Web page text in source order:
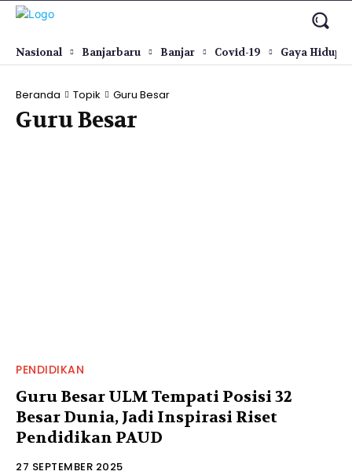
Nasional Banjarbaru Banjar Covid-19 Gaya Hidup
Beranda Topik Guru Besar
Guru Besar
PENDIDIKAN
Guru Besar ULM Tempati Posisi 32
Besar Dunia, Jadi Inspirasi Riset
Pendidikan PAUD
27 SEPTEMBER 2025